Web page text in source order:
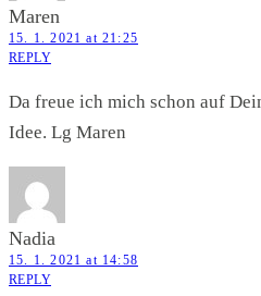
Maren
15. 1. 2021 at 21:25
REPLY
Da freue ich mich schon auf
Idee. Lg Maren
Nadia
15. 1. 2021 at 14:58
REPLY